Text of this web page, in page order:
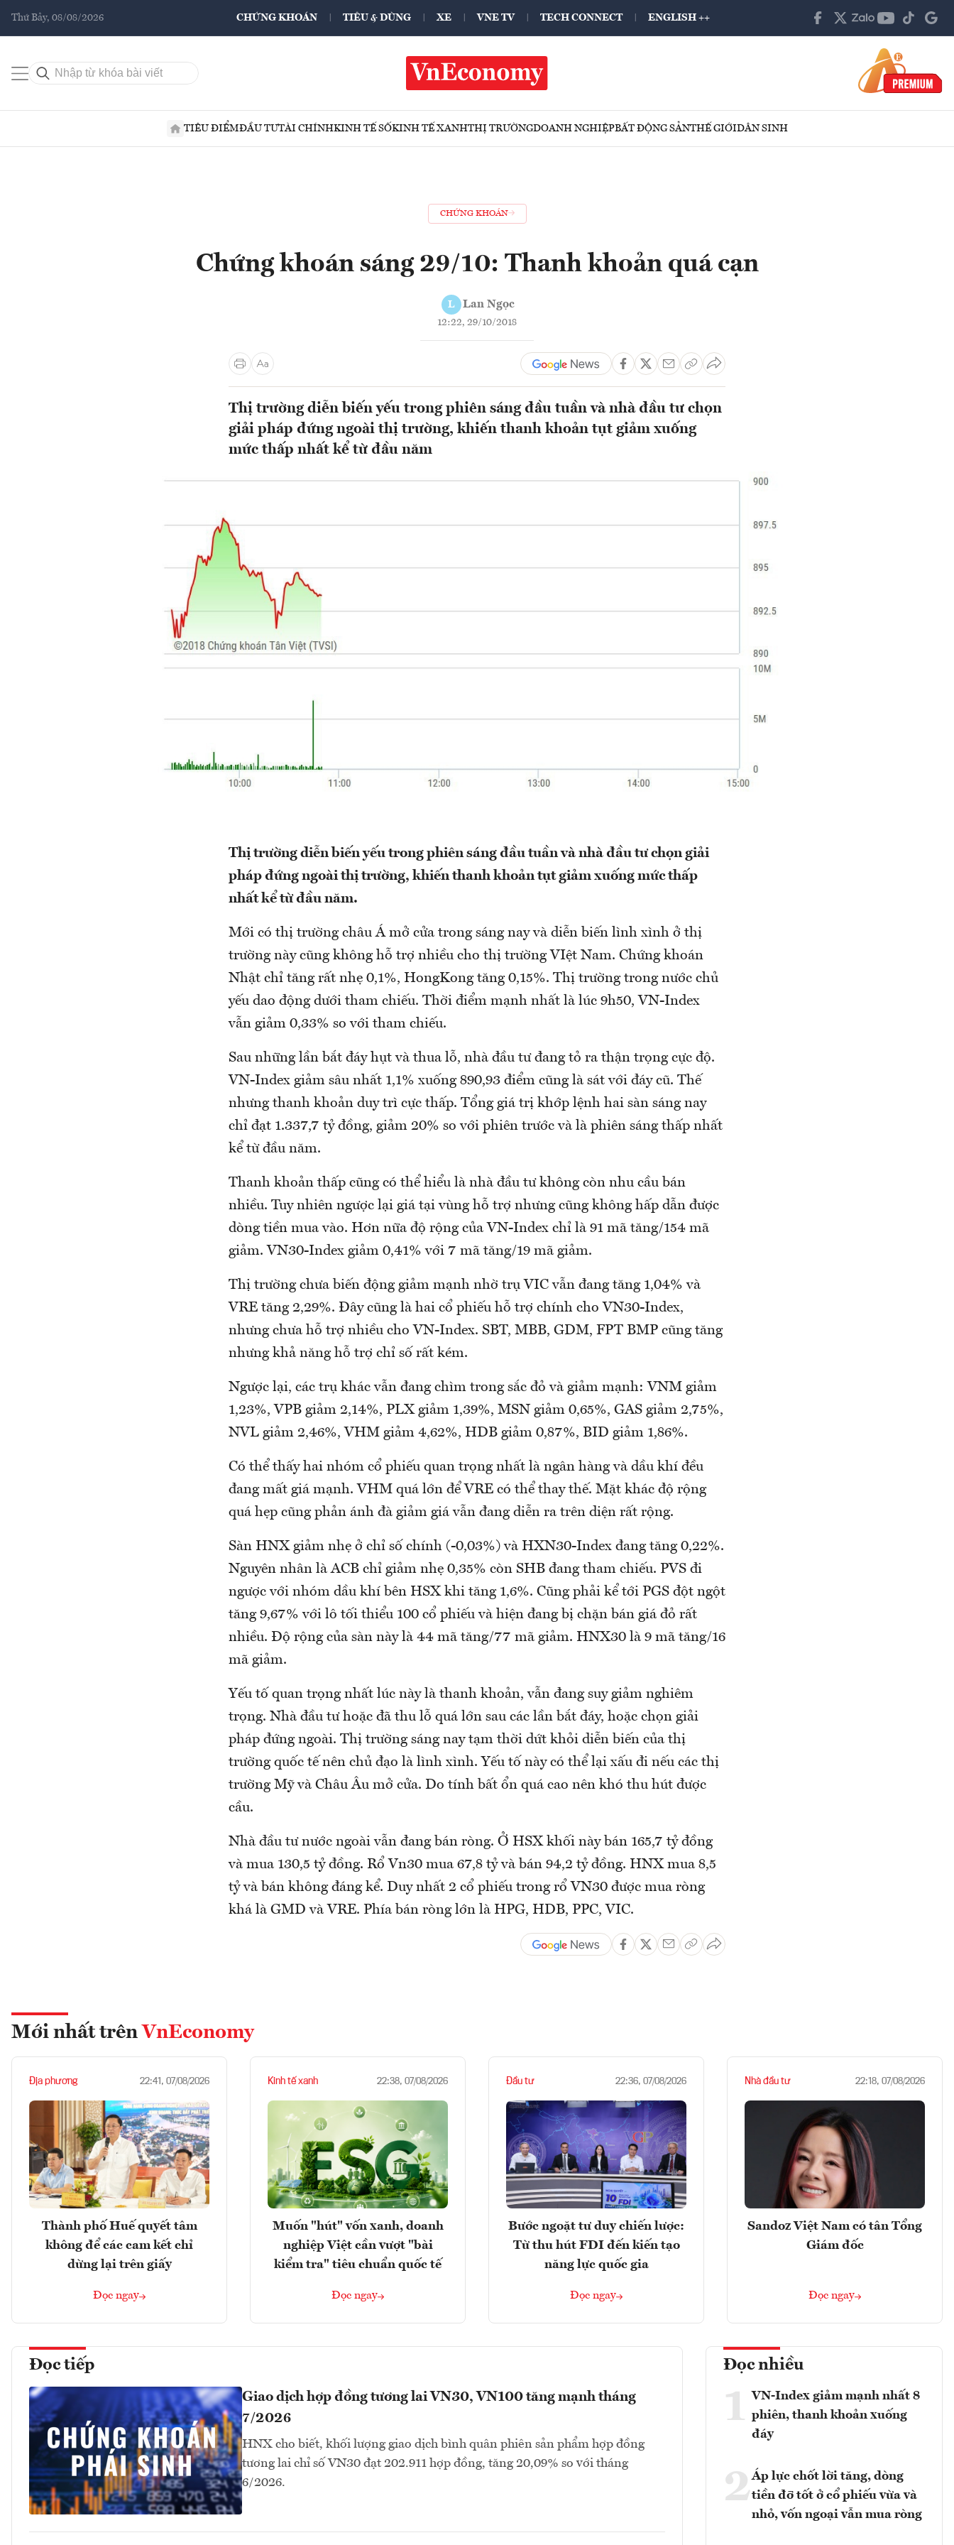
Thứ Bảy, 08/08/2026 CHỨNG KHOÁN TIÊU & DÙNG XE VNE TV TECH CONNECT ENGLISH ++
TIÊU ĐIỂMĐẦU TƯTÀI CHÍNHKINH TẾ SỐKINH TẾ XANHTHỊ TRƯỜNGDOANH NGHIỆPBẤT ĐỘNG SẢNTHẾ GIỚIDÂN SINH
CHỨNG KHOÁN
Chứng khoán sáng 29/10: Thanh khoản quá cạn
L Lan Ngọc
12:22, 29/10/2018
Thị trường diễn biến yếu trong phiên sáng đầu tuần và nhà đầu tư chọn
giải pháp đứng ngoài thị trường, khiến thanh khoản tụt giảm xuống
mức thấp nhất kể từ đầu năm
Thị trường diễn biến yếu trong phiên sáng đầu tuần và nhà đầu tư chọn giải
pháp đứng ngoài thị trường, khiến thanh khoản tụt giảm xuống mức thấp
nhất kể từ đầu năm.
Mới có thị trường châu Á mở cửa trong sáng nay và diễn biến lình xình ở thị
trường này cũng không hỗ trợ nhiều cho thị trường VIệt Nam. Chứng khoán
Nhật chỉ tăng rất nhẹ 0,1%, HongKong tăng 0,15%. Thị trường trong nước chủ
yếu dao động dưới tham chiếu. Thời điểm mạnh nhất là lúc 9h50, VN-Index
vẫn giảm 0,33% so với tham chiếu.
Sau những lần bắt đáy hụt và thua lỗ, nhà đầu tư đang tỏ ra thận trọng cực độ.
VN-Index giảm sâu nhất 1,1% xuống 890,93 điểm cũng là sát với đáy cũ. Thế
nhưng thanh khoản duy trì cực thấp. Tổng giá trị khớp lệnh hai sàn sáng nay
chỉ đạt 1.337,7 tỷ đồng, giảm 20% so với phiên trước và là phiên sáng thấp nhất
kể từ đầu năm.
Thanh khoản thấp cũng có thể hiểu là nhà đầu tư không còn nhu cầu bán
nhiều. Tuy nhiên ngược lại giá tại vùng hỗ trợ nhưng cũng không hấp dẫn được
dòng tiền mua vào. Hơn nữa độ rộng của VN-Index chỉ là 91 mã tăng/154 mã
giảm. VN30-Index giảm 0,41% với 7 mã tăng/19 mã giảm.
Thị trường chưa biến động giảm mạnh nhờ trụ VIC vẫn đang tăng 1,04% và
VRE tăng 2,29%. Đây cũng là hai cổ phiếu hỗ trợ chính cho VN30-Index,
nhưng chưa hỗ trợ nhiều cho VN-Index. SBT, MBB, GDM, FPT BMP cũng tăng
nhưng khả năng hỗ trợ chỉ số rất kém.
Ngược lại, các trụ khác vẫn đang chìm trong sắc đỏ và giảm mạnh: VNM giảm
1,23%, VPB giảm 2,14%, PLX giảm 1,39%, MSN giảm 0,65%, GAS giảm 2,75%,
NVL giảm 2,46%, VHM giảm 4,62%, HDB giảm 0,87%, BID giảm 1,86%.
Có thể thấy hai nhóm cổ phiếu quan trọng nhất là ngân hàng và dầu khí đều
đang mất giá mạnh. VHM quá lớn để VRE có thể thay thế. Mặt khác độ rộng
quá hẹp cũng phản ánh đà giảm giá vẫn đang diễn ra trên diện rất rộng.
Sàn HNX giảm nhẹ ở chỉ số chính (-0,03%) và HXN30-Index đang tăng 0,22%.
Nguyên nhân là ACB chỉ giảm nhẹ 0,35% còn SHB đang tham chiếu. PVS đi
ngược với nhóm dầu khí bên HSX khi tăng 1,6%. Cũng phải kể tới PGS đột ngột
tăng 9,67% với lô tối thiểu 100 cổ phiếu và hiện đang bị chặn bán giá đỏ rất
nhiều. Độ rộng của sàn này là 44 mã tăng/77 mã giảm. HNX30 là 9 mã tăng/16
mã giảm.
Yếu tố quan trọng nhất lúc này là thanh khoản, vẫn đang suy giảm nghiêm
trọng. Nhà đầu tư hoặc đã thu lỗ quá lớn sau các lần bắt đáy, hoặc chọn giải
pháp đứng ngoài. Thị trường sáng nay tạm thời dứt khỏi diễn biến của thị
trường quốc tế nên chủ đạo là lình xình. Yếu tố này có thể lại xấu đi nếu các thị
trường Mỹ và Châu Âu mở cửa. Do tính bất ổn quá cao nên khó thu hút được
cầu.
Nhà đầu tư nước ngoài vẫn đang bán ròng. Ở HSX khối này bán 165,7 tỷ đồng
và mua 130,5 tỷ đồng. Rổ Vn30 mua 67,8 tỷ và bán 94,2 tỷ đồng. HNX mua 8,5
tỷ và bán không đáng kể. Duy nhất 2 cổ phiếu trong rổ VN30 được mua ròng
khá là GMD và VRE. Phía bán ròng lớn là HPG, HDB, PPC, VIC.
Mới nhất trên VnEconomy
Địa phương 22:41, 07/08/2026
Thành phố Huế quyết tâm
không để các cam kết chỉ
dừng lại trên giấy
Đọc ngay
Kinh tế xanh 22:38, 07/08/2026
Muốn "hút" vốn xanh, doanh
nghiệp Việt cần vượt "bài
kiểm tra" tiêu chuẩn quốc tế
Đọc ngay
Đầu tư 22:36, 07/08/2026
Bước ngoặt tư duy chiến lược:
Từ thu hút FDI đến kiến tạo
năng lực quốc gia
Đọc ngay
Nhà đầu tư 22:18, 07/08/2026
Sandoz Việt Nam có tân Tổng
Giám đốc
Đọc ngay
Đọc tiếp
Giao dịch hợp đồng tương lai VN30, VN100 tăng mạnh tháng
7/2026
HNX cho biết, khối lượng giao dịch bình quân phiên sản phẩm hợp đồng
tương lai chỉ số VN30 đạt 202.911 hợp đồng, tăng 20,09% so với tháng
6/2026.
Đọc nhiều
1 VN-Index giảm mạnh nhất 8
phiên, thanh khoản xuống
đáy
2Áp lực chốt lời tăng, dòng
tiền đỡ tốt ở cổ phiếu vừa và
nhỏ, vốn ngoại vẫn mua ròng